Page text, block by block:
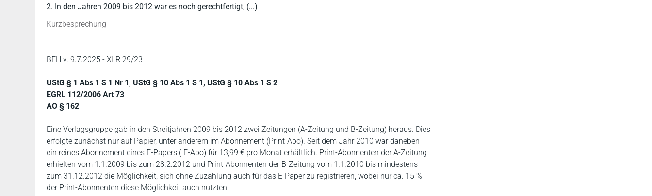
2. In den Jahren 2009 bis 2012 war es noch gerechtfertigt, (...)
Kurzbesprechung
BFH v. 9.7.2025 - XI R 29/23
UStG § 1 Abs 1 S 1 Nr 1, UStG § 10 Abs 1 S 1, UStG § 10 Abs 1 S 2
EGRL 112/2006 Art 73
AO § 162
Eine Verlagsgruppe gab in den Streitjahren 2009 bis 2012 zwei Zeitungen (A-Zeitung und B-Zeitung) heraus. Dies
erfolgte zunächst nur auf Papier, unter anderem im Abonnement (Print-Abo). Seit dem Jahr 2010 war daneben
ein reines Abonnement eines E-Papers ( E-Abo) für 13,99 € pro Monat erhältlich. Print-Abonnenten der A-Zeitung
erhielten vom 1.1.2009 bis zum 28.2.2012 und Print-Abonnenten der B-Zeitung vom 1.1.2010 bis mindestens
zum 31.12.2012 die Möglichkeit, sich ohne Zuzahlung auch für das E-Paper zu registrieren, wobei nur ca. 15 %
der Print-Abonnenten diese Möglichkeit auch nutzten.